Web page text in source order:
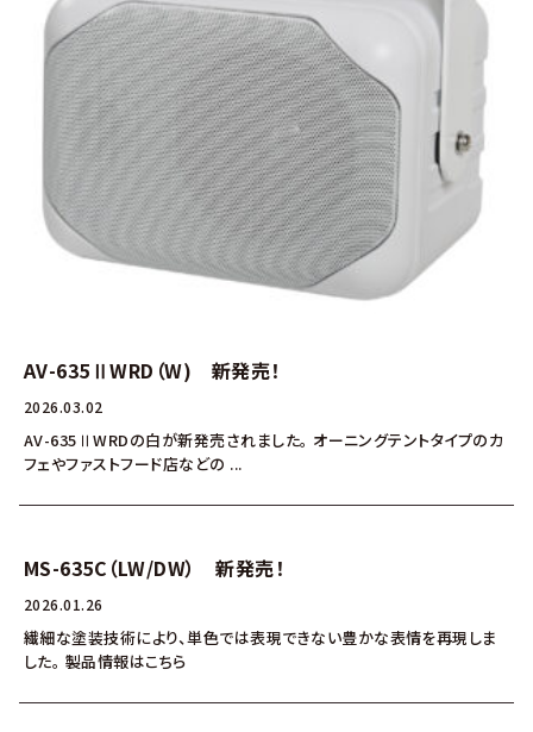
AV-635ⅡWRD（W) 新発売！
2026.03.02
AV-635ⅡWRDの白が新発売されました。 オーニングテントタイプのカ
フェやファストフード店などの ...
MS-635C（LW/DW） 新発売！
2026.01.26
繊細な塗装技術により、単色では表現できない豊かな表情を再現しま
した。 製品情報はこちら